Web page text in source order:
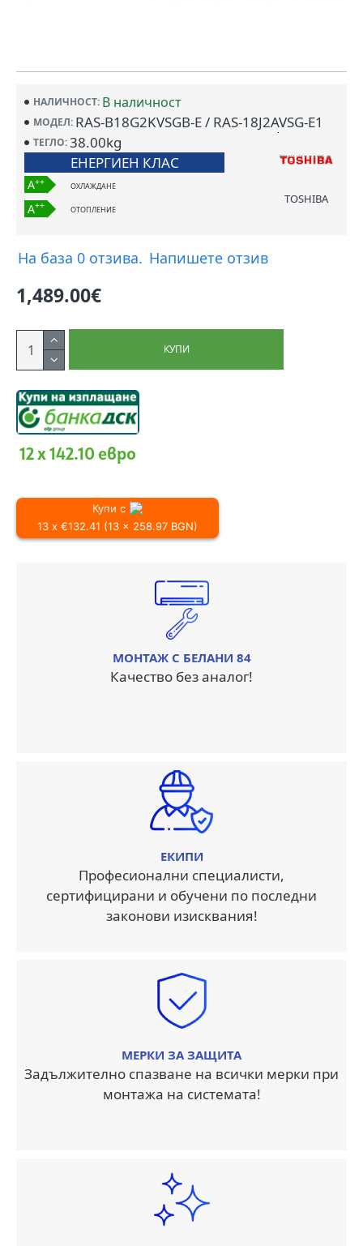
НАЛИЧНОСТ: В наличност
МОДЕЛ: RAS-B18G2KVSGB-E / RAS-18J2AVSG-E1
ТЕГЛО:38.00kg
ЕНЕРГИЕН КЛАС
A++ ОХЛАЖДАНЕ
A++ ОТОПЛЕНИЕ
TOSHIBA
На база 0 отзива. Напишете отзив
1,489.00€
КУПИ
12 x 142.10 евро
Купи с
13 x €132.41 (13 x 258.97 BGN)
МОНТАЖ С БЕЛАНИ 84
Качество без аналог!
ЕКИПИ
Професионални специалисти,
сертифицирани и обучени по последни
законови изисквания!
МЕРКИ ЗА ЗАЩИТА
Задължително спазване на всички мерки при
монтажа на системата!